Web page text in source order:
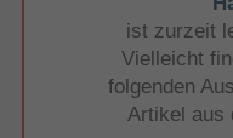
ist zurzeit
Vielleicht
folgenden
Artikel aus